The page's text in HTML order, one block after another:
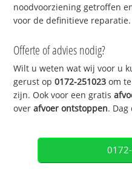
noodvoorziening getroffen
voor de definitieve reparatie.
Offerte of advies nodig?
Wilt u weten wat wij voor u
gerust op0172-251023 om
zijn. Ook voor een gratis
overafvoer ontstoppen.